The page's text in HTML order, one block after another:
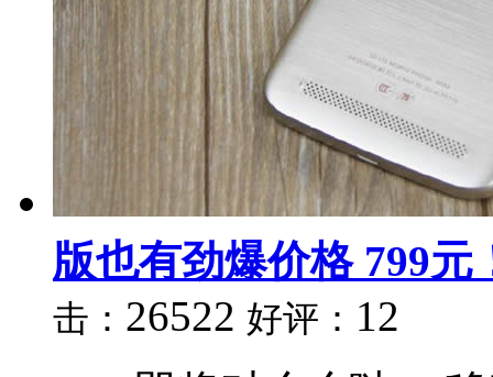
版也有劲爆价格 799元
击： 26522 好评： 12